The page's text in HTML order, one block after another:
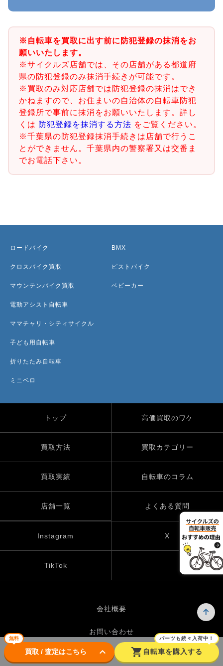
※自転車を買取に出す前に防犯登録の抹消をお
願いいたします。
※サイクルズ店舗では、その店舗がある都道府
県の防犯登録のみ抹消手続きが可能です。
※買取のみ対応店舗では防犯登録の抹消はでき
かねますので、お住まいの自治体の自転車防犯
登録所で事前に抹消をお願いいたします。詳し
くは 防犯登録を抹消する方法 をご覧ください。
※千葉県の防犯登録抹消手続きは店舗で行うこ
とができません。千葉県内の警察署又は交番ま
でお電話下さい。
無料
買取 / 査定はこちら keyboard_arrow_down shopping_cart
パーツも続々入荷中！
自転車を購入する
ロードバイク
クロスバイク買取
マウンテンバイク買取
電動アシスト自転車
ママチャリ・シティサイクル
子ども用自転車
折りたたみ自転車
ミニベロ
BMX
ピストバイク
ベビーカー
トップ 高価買取のワケ
買取方法 買取カテゴリー
買取実績 自転車のコラム
店舗一覧 よくある質問
Instagram X
TikTok
会社概要
お問い合わせ
プライバシーポリシー